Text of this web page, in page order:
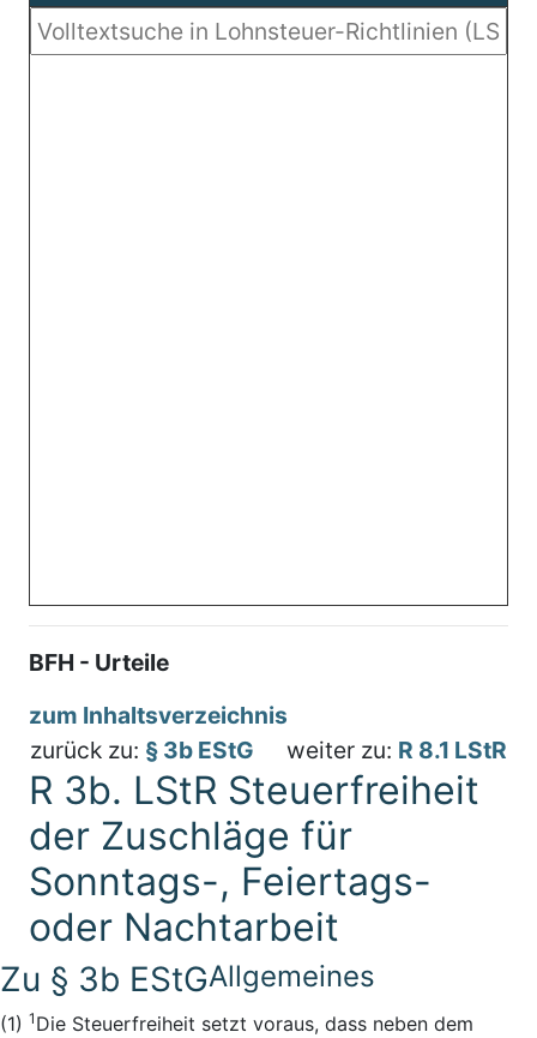
BFH - Urteile
zum Inhaltsverzeichnis
zurück zu: § 3b EStG weiter zu: R 8.1 LStR
R 3b. LStR Steuerfreiheit
der Zuschläge für
Sonntags-, Feiertags-
oder Nachtarbeit
Zu § 3b EStGAllgemeines
(1) 1 Die Steuerfreiheit setzt voraus, dass neben dem